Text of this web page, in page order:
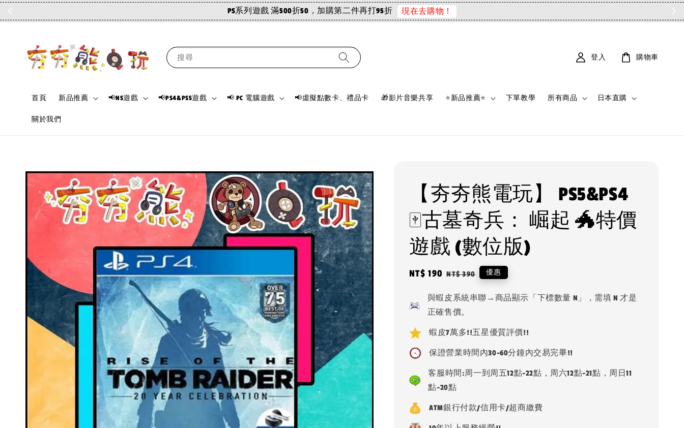
PS系列遊戲 滿500折50，加購第二件再打95折 現在去購物！
搜尋
首頁 新品推薦 📢NS遊戲 📢PS4&PS5遊戲 📢 PC 電腦遊戲 📢虛擬點數卡、禮品卡 🎁影片音樂共享 ⭐新品推薦⭐ 下單教學 所有商品 日本直購
關於我們
登入 購物車
【夯夯熊電玩】 PS5&PS4
🀄古墓奇兵： 崛起 🐲特價
遊戲 (數位版)
Sale
NT$ 190 Regular
NT$ 390 優惠
與蝦皮系統串聯→商品顯示「下標數量 N」，需填 N 才是
正確售價。
蝦皮7萬多!!五星優質評價!!
保證營業時間內30-60分鐘內交易完畢!!
客服時間:周一到周五12點-22點，周六12點-21點，周日11
點-20點
ATM銀行付款/信用卡/超商繳費